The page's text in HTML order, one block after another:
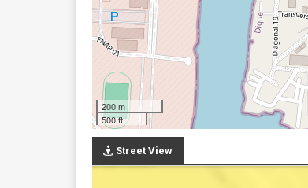
200 m
500 ft
Street View